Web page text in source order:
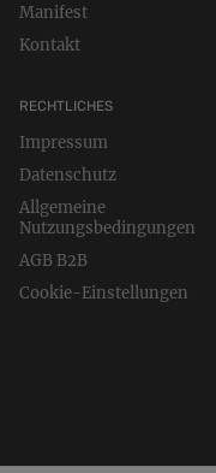
RECHTLICHES
Impressum
Datenschutz
Allgemeine
Nutzungsbedingungen
AGB B2B
Cookie-Einstellungen
Manifest
Kontakt